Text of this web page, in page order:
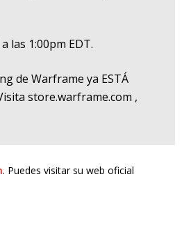
las 1:00pm EDT.
de Warframe ya ESTÁ
store.warframe.com ,
. Puedes visitar su web oficial